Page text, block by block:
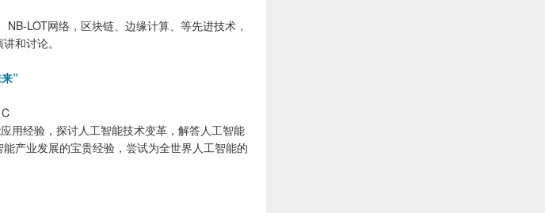
LOT网络，区块链、边缘计算、等先进技术，
和讨论。
”
用经验，探讨人工智能技术变革，解答人工智能
产业发展的宝贵经验，尝试为全世界人工智能的